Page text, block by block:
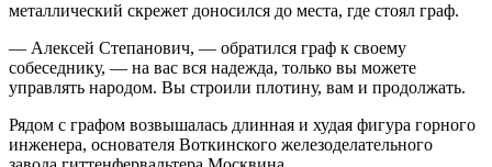
металлический скрежет доносился до места, где стоял граф.
— Алексей Степанович, — обратился граф к своему
собеседнику, — на вас вся надежда, только вы можете
управлять народом. Вы строили плотину, вам и продолжать.
Рядом с графом возвышалась длинная и худая фигура горного
инженера, основателя Воткинского железоделательного